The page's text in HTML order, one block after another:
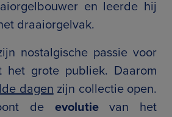
en leerde hij
draaiorgelvak.
nostalgische passie voor
het grote publiek. Daarom
dagenzijn collectie open.
de evolutievan het